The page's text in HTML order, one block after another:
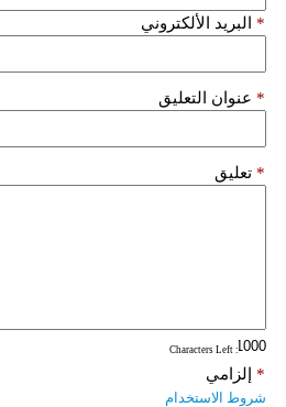
البريد الألكتروني *
عنوان التعليق *
تعليق *
: Characters Left
إلزامي *
شروط الاستخدام